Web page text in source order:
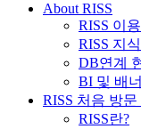
About RISS
RISS 이
RISS 지
DB연계
BI 및 배
RISS 처음 방문
RISS란?